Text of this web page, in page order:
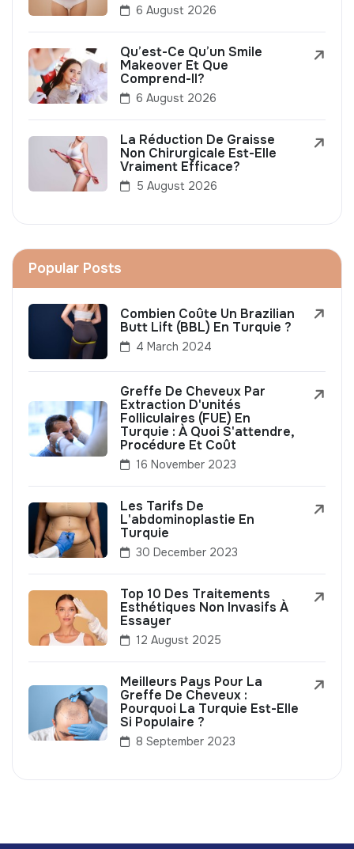
6 August 2026
Qu’est-Ce Qu’un Smile
Makeover Et Que
Comprend-Il?
6 August 2026
La Réduction De Graisse
Non Chirurgicale Est-Elle
Vraiment Efficace?
5 August 2026
Popular Posts
Combien Coûte Un Brazilian
Butt Lift (BBL) En Turquie ?
4 March 2024
Greffe De Cheveux Par
Extraction D'unités
Folliculaires (FUE) En
Turquie : À Quoi S'attendre,
Procédure Et Coût
16 November 2023
Les Tarifs De
L'abdominoplastie En
Turquie
30 December 2023
Top 10 Des Traitements
Esthétiques Non Invasifs À
Essayer
12 August 2025
Meilleurs Pays Pour La
Greffe De Cheveux :
Pourquoi La Turquie Est-Elle
Si Populaire ?
8 September 2023